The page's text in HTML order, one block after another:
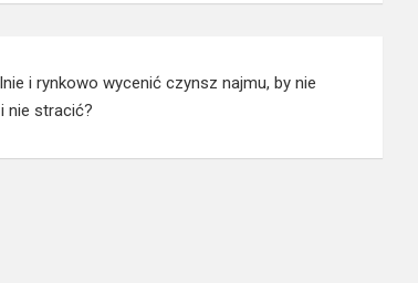
i rynkowo wycenić czynsz najmu, by nie
nie stracić?